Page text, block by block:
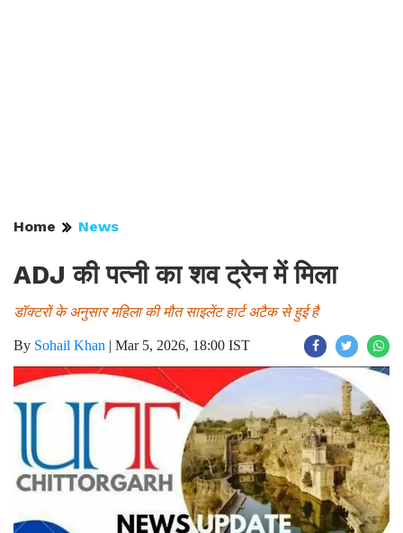
Home News
ADJ की पत्नी का शव ट्रेन में मिला
डॉक्टरों के अनुसार महिला की मौत साइलेंट हार्ट अटैक से हुई है
By Sohail Khan | Mar 5, 2026, 18:00 IST